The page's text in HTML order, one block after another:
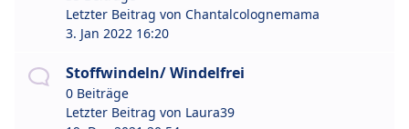
Letzter Beitrag von Chantalcolognemama
3. Jan 2022 16:20
Stoffwindeln/ Windelfrei
0 Beiträge
Letzter Beitrag von Laura39